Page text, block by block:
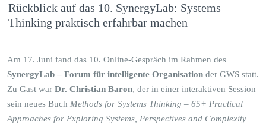
Eskalationswege und strategische Entwicklung systematisch zu
gestalten. Ergänzend wurden unterschiedliche Komplexitätsstufen
dazu beitragen, die Lebensfähigkeit und Wirksamkeit der
Organisationsgestaltung auch empirisch besser zu erfassen.
Rückblick auf das 10. SynergyLab: Systems
Thinking praktisch erfahrbar machen
Am 17. Juni fand das 10. Online-Gespräch im Rahmen des
SynergyLab – Forum für intelligente Organisation der GWS statt.
Zu Gast war Dr. Christian Baron, der in einer interaktiven Session
sein neues Buch Methods for Systems Thinking – 65+ Practical
Approaches for Exploring Systems, Perspectives and Complexity